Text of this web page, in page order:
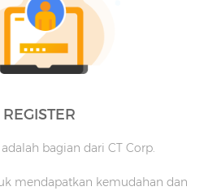
REGISTER
bagian dari CT Corp.
mendapatkan kemudahan dan